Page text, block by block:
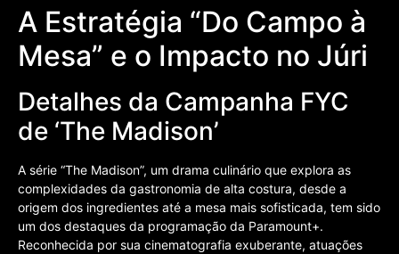
A Estratégia “Do Campo à
Mesa” e o Impacto no Júri
Detalhes da Campanha FYC
de ‘The Madison’
A série “The Madison”, um drama culinário que explora as
complexidades da gastronomia de alta costura, desde a
origem dos ingredientes até a mesa mais sofisticada, tem sido
um dos destaques da programação da Paramount+.
Reconhecida por sua cinematografia exuberante, atuações